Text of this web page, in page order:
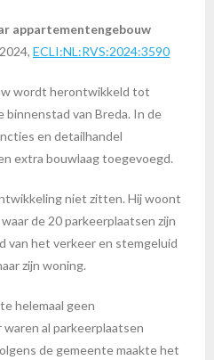
appartementengebouw
ECLI:NL:RVS:2024:3590
wordt herontwikkeld tot
van Breda. In de
en detailhandel
extra bouwlaag toegevoegd.
niet zitten. Hij woont
de 20 parkeerplaatsen zijn
van het verkeer en stemgeluid
zijn woning.
helemaal geen
waren al parkeerplaatsen
de gemeente maakte het